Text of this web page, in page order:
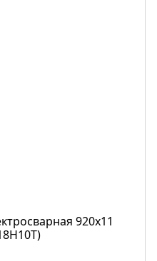
920х11